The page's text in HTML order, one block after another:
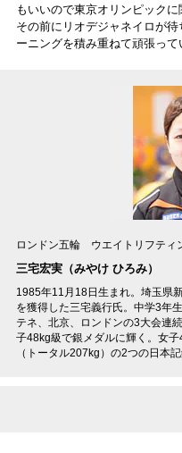
もいいので東京オリンピック
その前にリオデジャネイロが
ーニングを積み重ねて頑張って
ロンドン五輪 ウエイトリフテ
三宅宏実（みやけ ひろみ）
1985年11月18日生まれ。埼玉県
を獲得した三宅義行氏。中学3年
テネ、北京、ロンドンの3大会連
子48kg級で銀メダルに輝く。女
（トータル207kg）の2つの日本記